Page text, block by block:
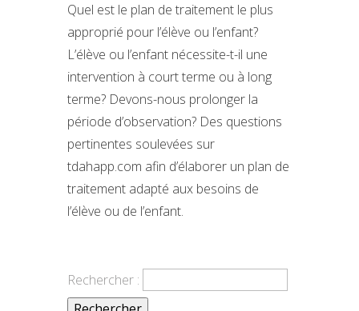
Quel est le plan de traitement le plus
approprié pour l’élève ou l’enfant?
L’élève ou l’enfant nécessite-t-il une
intervention à court terme ou à long
terme? Devons-nous prolonger la
période d’observation? Des questions
pertinentes soulevées sur
tdahapp.com afin d’élaborer un plan de
traitement adapté aux besoins de
l’élève ou de l’enfant.
Rechercher :